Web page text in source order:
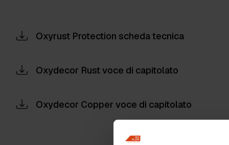
Oxyrust Protection scheda tecnica
Oxydecor Rust voce di capitolato
Oxydecor Copper voce di capitolato